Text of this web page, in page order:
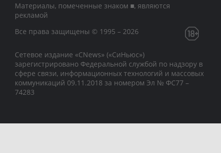
Материалы, помеченные знаком ■, являются
рекламой
Все права защищены © 1995 – 2026
Сетевое издание «CNews» («СиНьюс»)
зарегистрировано Федеральной службой по надзору в
сфере связи, информационных технологий и массовых
коммуникаций 09.11.2018 за номером Эл № ФС77 –
74283